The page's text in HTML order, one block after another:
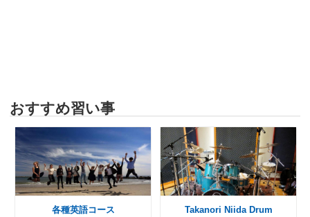
おすすめ習い事
各種英語コース Takanori Niida Drum